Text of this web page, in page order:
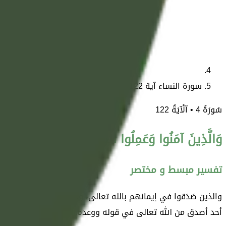
سورة النساء آية 122
سُورَةُ4• آلْآيَةُ122
وَالَّذِينَ آمَنُوا وَعَمِلُوا الصَّالِحَاتِ سَنُدْخِلُهُمْ
تفسير مبسط و مختصر
والذين صَدَقوا في إيمانهم بالله تعالى، وأتبعوا الإيمان
أحد أصدق من الله تعالى في قوله ووعده.